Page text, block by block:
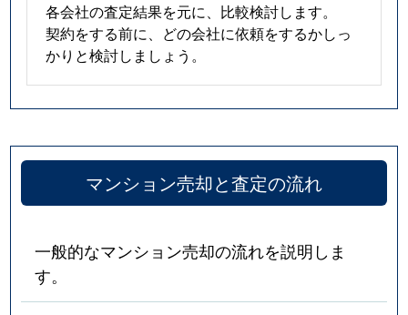
各会社の査定結果を元に、比較検討します。
契約をする前に、どの会社に依頼をするかしっ
かりと検討しましょう。
マンション売却と査定の流れ
一般的なマンション売却の流れを説明しま
す。